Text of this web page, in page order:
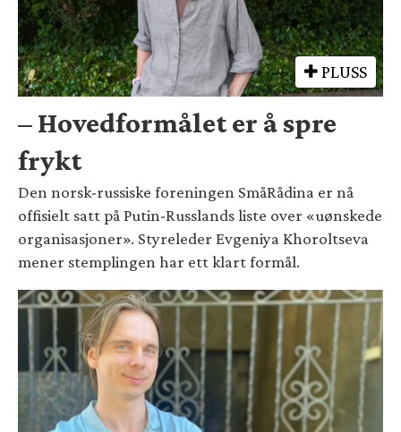
PLUSS
– Hovedformålet er å spre
frykt
Den norsk-russiske foreningen SmåRådina er nå
offisielt satt på Putin-Russlands liste over «uønskede
organisasjoner». Styreleder Evgeniya Khoroltseva
mener stemplingen har ett klart formål.